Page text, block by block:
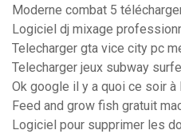
Moderne combat 5
Logiciel dj mixage
Telecharger gta vice city pc
Telecharger jeux subway
Ok google il y a quoi ce soir à
Feed and grow fish gratuit
Logiciel pour supprimer les